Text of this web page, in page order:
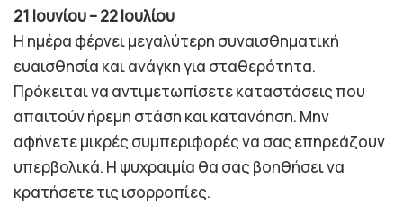
21 Ιουνίου – 22 Ιουλίου
Η ημέρα φέρνει μεγαλύτερη συναισθηματική
ευαισθησία και ανάγκη για σταθερότητα.
Πρόκειται να αντιμετωπίσετε καταστάσεις που
απαιτούν ήρεμη στάση και κατανόηση. Μην
αφήνετε μικρές συμπεριφορές να σας επηρεάζουν
υπερβολικά. Η ψυχραιμία θα σας βοηθήσει να
κρατήσετε τις ισορροπίες.